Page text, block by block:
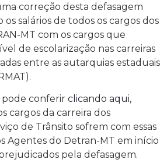
correção desta defasagem
salários de todos os cargos dos
MT com os cargos que
de escolarização nas carreiras
entre as autarquias estaduais
pode conferir clicando aqui,
cargos da carreira dos
de Trânsito sofrem com essas
Agentes do Detran-MT em início
pela defasagem.